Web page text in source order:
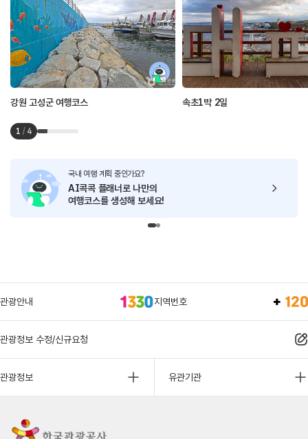
강원 고성군 여행코스 속초1박 2일
1 / 4
국내 여행 계획 중인가요?
AI콕콕 플래너로 나만의
여행코스를 생성해 보세요!
관광안내 지역번호
관광정보 수정/신규요청
관광정보 유관기관